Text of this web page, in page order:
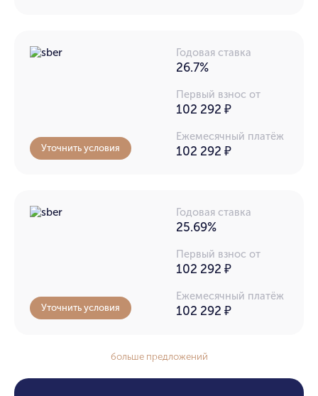
Годовая ставка
26.7%
Первый взнос от
102 292 ₽
Ежемесячный платёж
102 292 ₽
Уточнить условия
Годовая ставка
25.69%
Первый взнос от
102 292 ₽
Ежемесячный платёж
102 292 ₽
Уточнить условия
больше предложений